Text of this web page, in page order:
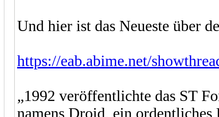
Und hier ist das Neueste über
https://eab.abime.net/
„1992 veröffentlichte das ST
namens Droid, ein